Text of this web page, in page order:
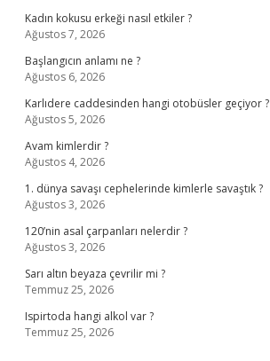
Kadın kokusu erkeği nasıl etkiler ?
Ağustos 7, 2026
Başlangıcın anlamı ne ?
Ağustos 6, 2026
Karlıdere caddesinden hangi otobüsler geçiyor ?
Ağustos 5, 2026
Avam kimlerdir ?
Ağustos 4, 2026
1. dünya savaşı cephelerinde kimlerle savaştık ?
Ağustos 3, 2026
120’nin asal çarpanları nelerdir ?
Ağustos 3, 2026
Sarı altın beyaza çevrilir mi ?
Temmuz 25, 2026
Ispirtoda hangi alkol var ?
Temmuz 25, 2026